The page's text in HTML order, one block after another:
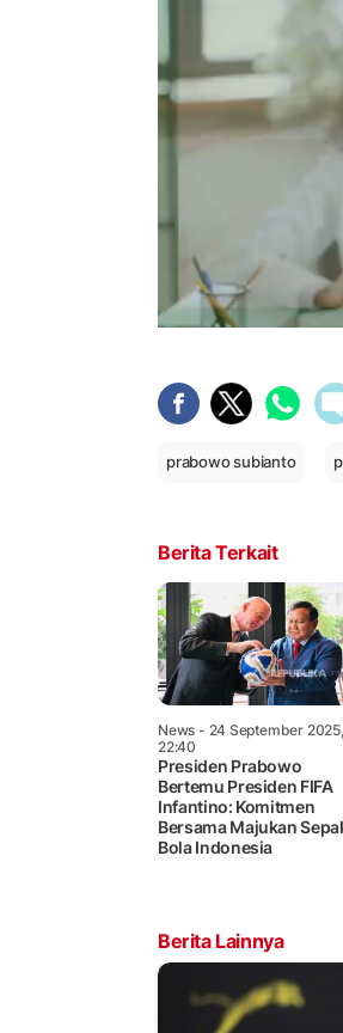
prabowo subianto
Berita Terkait
News - 24 September 2025,
22:40
Presiden Prabowo
Bertemu Presiden FIFA
Infantino: Komitmen
Bersama Majukan
Bola Indonesia
Berita Lainnya